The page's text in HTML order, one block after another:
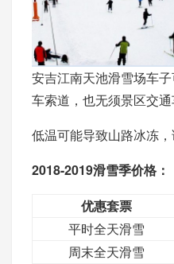
安吉江南天池滑雪场车
车索道，也无须景区交通
低温可能导致山路冰冻，
2018-2019滑雪季价格：
优惠套票
平时全天滑雪
周末全天滑雪